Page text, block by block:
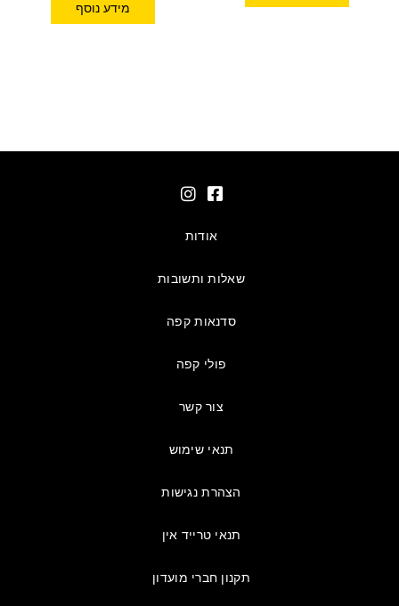
מידע נוסף
אודות
שאלות ותשובות
סדנאות קפה
פולי קפה
צור קשר
תנאי שימוש
הצהרת נגישות
תנאי טרייד אין
תקנון חברי מועדון